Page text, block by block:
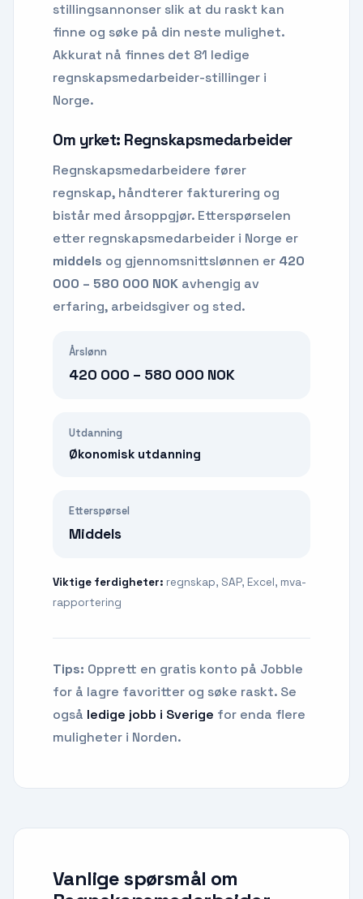
stillingsannonser slik at du raskt kan
finne og søke på din neste mulighet.
Akkurat nå finnes det 81 ledige
regnskapsmedarbeider-stillinger i
Norge.
Om yrket: Regnskapsmedarbeider
Regnskapsmedarbeidere fører
regnskap, håndterer fakturering og
bistår med årsoppgjør. Etterspørselen
etter regnskapsmedarbeider i Norge er
middels og gjennomsnittslønnen er 420
000 – 580 000 NOK avhengig av
erfaring, arbeidsgiver og sted.
Årslønn
420 000 – 580 000 NOK
Utdanning
Økonomisk utdanning
Etterspørsel
Middels
Viktige ferdigheter: regnskap, SAP, Excel, mva-
rapportering
Tips: Opprett en gratis konto på Jobble
for å lagre favoritter og søke raskt. Se
også ledige jobb i Sverige for enda flere
muligheter i Norden.
Vanlige spørsmål om